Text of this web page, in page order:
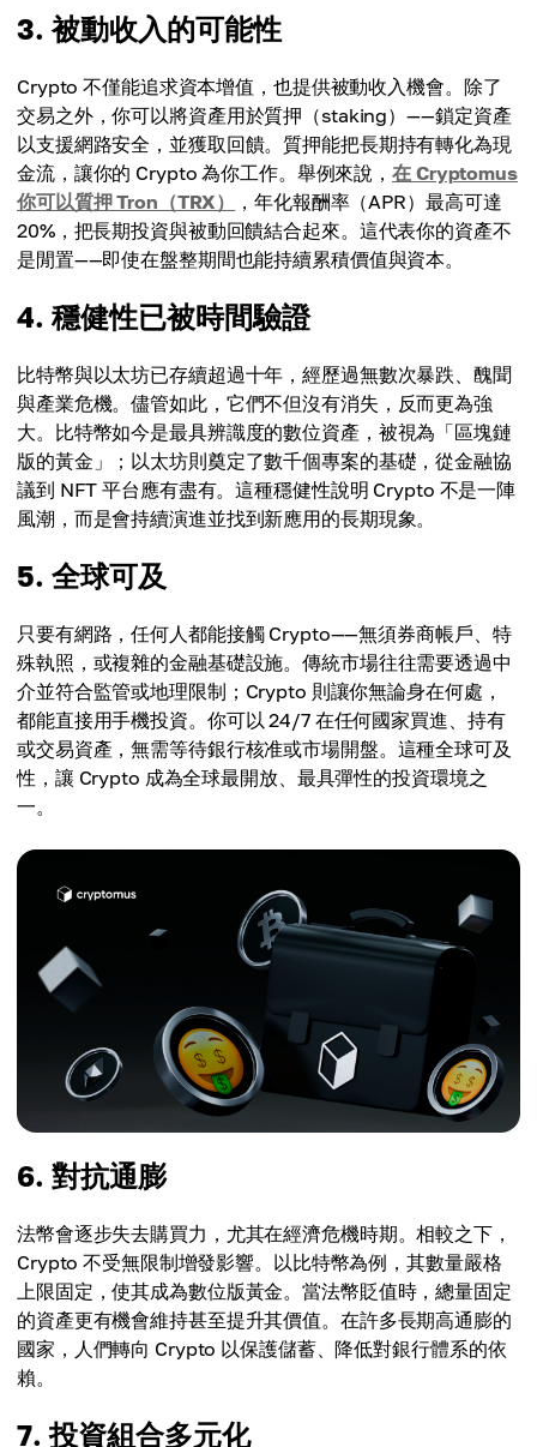
3. 被動收入的可能性
Crypto 不僅能追求資本增值，也提供被動收入機會。除了
交易之外，你可以將資產用於質押（staking）——鎖定資產
以支援網路安全，並獲取回饋。質押能把長期持有轉化為現
金流，讓你的 Crypto 為你工作。舉例來說，在 Cryptomus
你可以質押 Tron（TRX）
，年化報酬率（APR）最高可達
20%，把長期投資與被動回饋結合起來。這代表你的資產不
是閒置——即使在盤整期間也能持續累積價值與資本。
4. 穩健性已被時間驗證
比特幣與以太坊已存續超過十年，經歷過無數次暴跌、醜聞
與產業危機。儘管如此，它們不但沒有消失，反而更為強
大。比特幣如今是最具辨識度的數位資產，被視為「區塊鏈
版的黃金」；以太坊則奠定了數千個專案的基礎，從金融協
議到 NFT 平台應有盡有。這種穩健性說明 Crypto 不是一陣
風潮，而是會持續演進並找到新應用的長期現象。
5. 全球可及
只要有網路，任何人都能接觸 Crypto——無須券商帳戶、特
殊執照，或複雜的金融基礎設施。傳統市場往往需要透過中
介並符合監管或地理限制；Crypto 則讓你無論身在何處，
都能直接用手機投資。你可以 24/7 在任何國家買進、持有
或交易資產，無需等待銀行核准或市場開盤。這種全球可及
性，讓 Crypto 成為全球最開放、最具彈性的投資環境之
一。
6. 對抗通膨
法幣會逐步失去購買力，尤其在經濟危機時期。相較之下，
Crypto 不受無限制增發影響。以比特幣為例，其數量嚴格
上限固定，使其成為數位版黃金。當法幣貶值時，總量固定
的資產更有機會維持甚至提升其價值。在許多長期高通膨的
國家，人們轉向 Crypto 以保護儲蓄、降低對銀行體系的依
賴。
7. 投資組合多元化